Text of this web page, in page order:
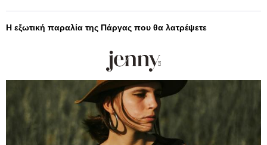
Η εξωτική παραλία της Πάργας που θα λατρέψετε